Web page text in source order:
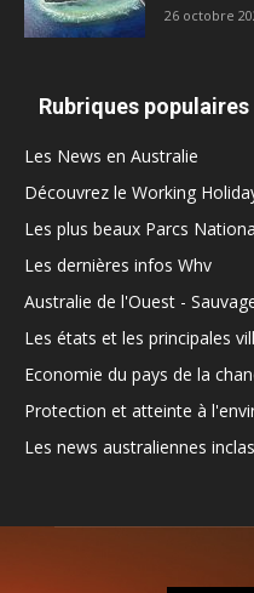
26 octobre
Rubriques populaires
Les News en Australie
Découvrez le Working
Les plus beaux Parcs
Les dernières infos Whv
Australie de l'Ouest -
Les états et les principales
Economie du pays de la
Protection et atteinte à
Les news australiennes